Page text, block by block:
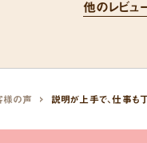
他のレビュ
様の声